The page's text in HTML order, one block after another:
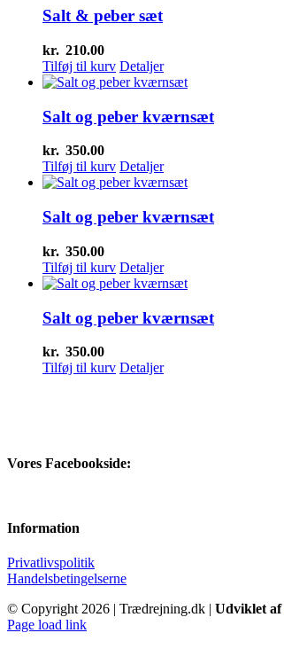
Salt & peber sæt
kr. 210.00
Tilføj til kurv Detaljer
Salt og peber kværnsæt
kr. 350.00
Tilføj til kurv Detaljer
Salt og peber kværnsæt
kr. 350.00
Tilføj til kurv Detaljer
Salt og peber kværnsæt
kr. 350.00
Tilføj til kurv Detaljer
Vores Facebookside:
Information
Privatlivspolitik
Handelsbetingelserne
© Copyright 2026 | Trædrejning.dk | Udviklet af
Facebook
Instagram
Page load link